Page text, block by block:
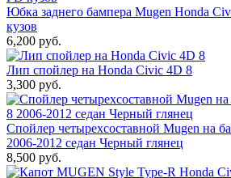
Юбка заднего бампера Mugen Honda
кузов
6,200 руб.
Лип спойлер на Honda Civic 4D 8
3,300 руб.
Спойлер четырехсоставной Mugen на
2006-2012 седан Черный глянец
8,500 руб.